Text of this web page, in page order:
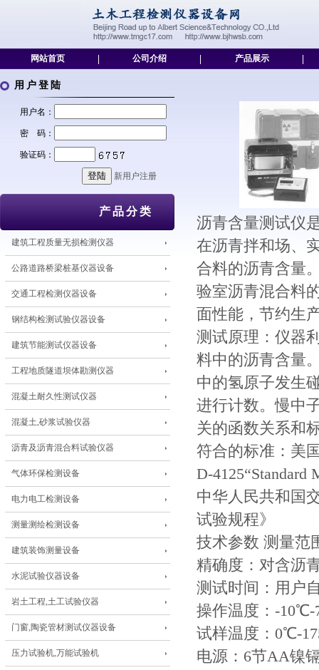
网站首页 公司介绍 产品展示
用户登陆
用户名：
密 码：
验证码：
新用户注册
产品分类
建筑工程质量无损检测仪器
公路道路桥梁桩基仪器设备
交通工程检测仪器设备
钢结构检测试验仪器设备
建筑节能测试仪器设备
工程地质隧道坝体勘测仪器
混凝土耐久性测试仪器
混凝土,砂浆试验仪器
沥青及沥青混合料试验仪器
气体环保检测设备
电力电工检测设备
测量测绘检测设备
建筑装饰测量设备
水泥试验仪器设备
岩土工程,土工试验仪器
门窗,陶瓷管材测试仪器设备
压力试验机,万能试验机
沥青含量测试仪
在沥青拌和场、
合料的沥青含量
验室沥青混合料
面性能，节约生
测试原理：仪器
料中的沥青含量
中的氢原子发生
进行计数。慢中
关的函数关系和
符合的标准：美
D-4125“Standard
中华人民共和国
试验规程》
技术参数 测量范
精确度：对含沥
测试时间：用户
操作温度：-
试样温度：0℃-
电源：6节AA镍